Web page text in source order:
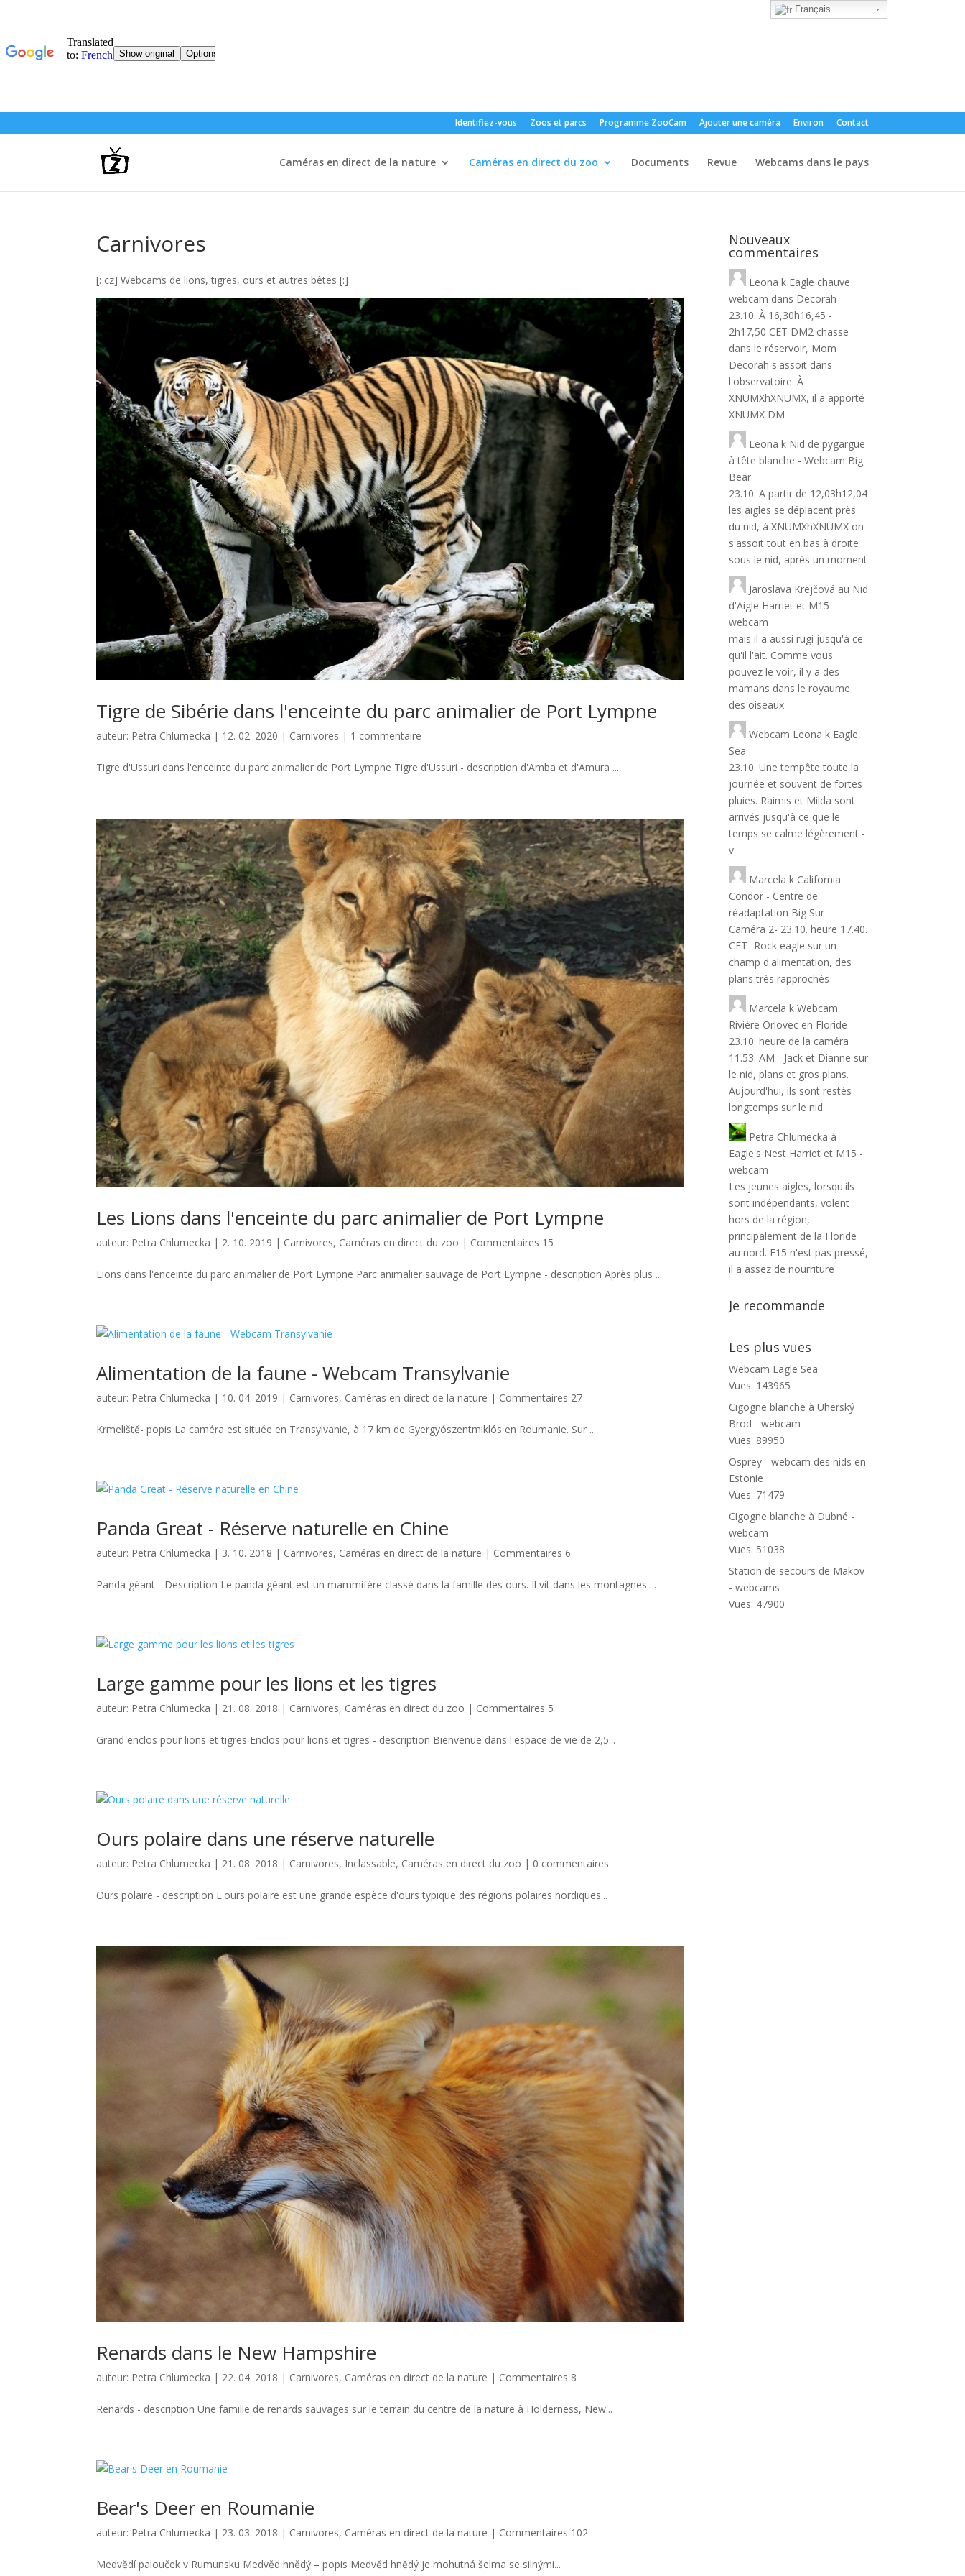
Identifiez-vous Zoos et parcs Programme ZooCam Ajouter une caméra Environ Contact
Caméras en direct de la nature Caméras en direct du zoo Documents Revue Webcams dans le pays
Carnivores
[: cz] Webcams de lions, tigres, ours et autres bêtes [:]
Tigre de Sibérie dans l'enceinte du parc animalier de Port Lympne
auteur: Petra Chlumecka | 12. 02. 2020 | Carnivores | 1 commentaire
Tigre d'Ussuri dans l'enceinte du parc animalier de Port Lympne Tigre d'Ussuri - description d'Amba et d'Amura ...
Les Lions dans l'enceinte du parc animalier de Port Lympne
auteur: Petra Chlumecka | 2. 10. 2019 | Carnivores, Caméras en direct du zoo | Commentaires 15
Lions dans l'enceinte du parc animalier de Port Lympne Parc animalier sauvage de Port Lympne - description Après plus ...
Alimentation de la faune - Webcam Transylvanie
auteur: Petra Chlumecka | 10. 04. 2019 | Carnivores, Caméras en direct de la nature | Commentaires 27
Krmeliště- popis La caméra est située en Transylvanie, à 17 km de Gyergyószentmiklós en Roumanie. Sur ...
Panda Great - Réserve naturelle en Chine
auteur: Petra Chlumecka | 3. 10. 2018 | Carnivores, Caméras en direct de la nature | Commentaires 6
Panda géant - Description Le panda géant est un mammifère classé dans la famille des ours. Il vit dans les montagnes ...
Large gamme pour les lions et les tigres
auteur: Petra Chlumecka | 21. 08. 2018 | Carnivores, Caméras en direct du zoo | Commentaires 5
Grand enclos pour lions et tigres Enclos pour lions et tigres - description Bienvenue dans l'espace de vie de 2,5...
Ours polaire dans une réserve naturelle
auteur: Petra Chlumecka | 21. 08. 2018 | Carnivores, Inclassable, Caméras en direct du zoo | 0 commentaires
Ours polaire - description L'ours polaire est une grande espèce d'ours typique des régions polaires nordiques...
Renards dans le New Hampshire
auteur: Petra Chlumecka | 22. 04. 2018 | Carnivores, Caméras en direct de la nature | Commentaires 8
Renards - description Une famille de renards sauvages sur le terrain du centre de la nature à Holderness, New...
Bear's Deer en Roumanie
auteur: Petra Chlumecka | 23. 03. 2018 | Carnivores, Caméras en direct de la nature | Commentaires 102
Tanière d'ours en Roumanie - Ours brun - description L'ours brun est un animal massif doté d'une forte...
Nouveaux
commentaires
Leona k Eagle chauve
webcam dans Decorah
23.10. À 16,30h16,45 -
2h17,50 CET DM2 chasse
dans le réservoir, Mom
Decorah s'assoit dans
l'observatoire. À
XNUMXhXNUMX, il a apporté
XNUMX DM
Leona k Nid de pygargue
à tête blanche - Webcam Big
Bear
23.10. A partir de 12,03h12,04
les aigles se déplacent près
du nid, à XNUMXhXNUMX on
s'assoit tout en bas à droite
sous le nid, après un moment
Jaroslava Krejčová au Nid
d'Aigle Harriet et M15 -
webcam
mais il a aussi rugi jusqu'à ce
qu'il l'ait. Comme vous
pouvez le voir, il y a des
mamans dans le royaume
des oiseaux
Webcam Leonak Eagle
Sea
23.10. Une tempête toute la
journée et souvent de fortes
pluies. Raimis et Milda sont
arrivés jusqu'à ce que le
temps se calme légèrement -
v
Marcela k California
Condor - Centre de
réadaptation Big Sur
Caméra 2- 23.10. heure 17.40.
CET- Rock eagle sur un
champ d'alimentation, des
plans très rapprochés
MarcelakWebcam
Rivière Orlovec en Floride
23.10. heure de la caméra
11.53. AM - Jack et Dianne sur
le nid, plans et gros plans.
Aujourd'hui, ils sont restés
longtemps sur le nid.
Petra Chlumecka à
Eagle's Nest Harriet et M15 -
webcam
Les jeunes aigles, lorsqu'ils
sont indépendants, volent
hors de la région,
principalement de la Floride
au nord. E15 n'est pas pressé,
il a assez de nourriture
Je recommande
Les plus vues
Webcam Eagle Sea
Vues: 143965
Cigogne blanche à Uherský
Brod - webcam
Vues: 89950
Osprey - webcam des nids en
Estonie
Vues: 71479
Cigogne blanche à Dubné -
webcam
Vues: 51038
Station de secours de Makov
- webcams
Vues: 47900
Français